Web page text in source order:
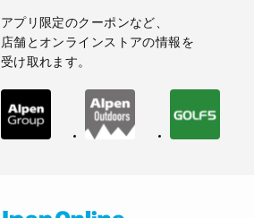
アプリ限定のクーポンなど、
店舗とオンラインストアの情報を
受け取れます。